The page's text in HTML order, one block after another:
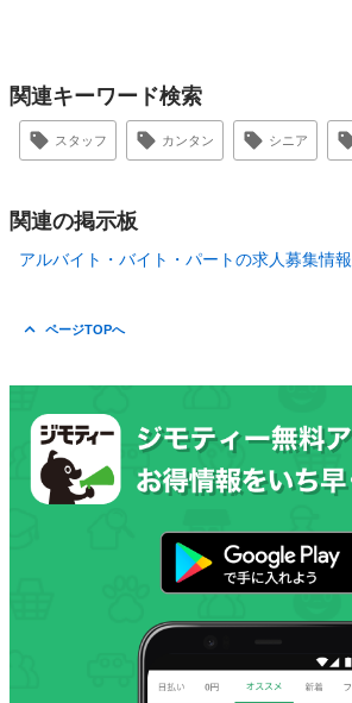
関連キーワード検索
スタッフ カンタン シニア
関連の掲示板
アルバイト・バイト・パートの求人募集情報
ページTOPへ